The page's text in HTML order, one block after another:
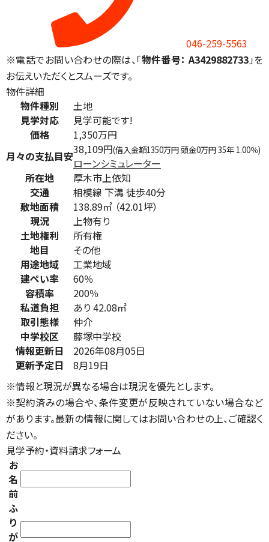
046-259-5563
※電話でお問い合わせの際は、「物件番号： A3429882733」を
お伝えいただくとスムーズです。
物件詳細
物件種別
土地
見学対応
見学可能です!
価格
1,350万円
月々の支払目安38,109円(借入金額1350万円 頭金0万円 35年 1.00％)
ローンシミュレーター
所在地
厚木市上依知
交通
相模線 下溝 徒歩40分
敷地面積
138.89㎡ （42.01坪）
現況
上物有り
土地権利
所有権
地目
その他
用途地域
工業地域
建ぺい率
60％
容積率
200％
私道負担
あり 42.08㎡
取引態様
仲介
中学校区
藤塚中学校
情報更新日
2026年08月05日
更新予定日
8月19日
※情報と現況が異なる場合は現況を優先とします。
※契約済みの場合や、条件変更が反映されていない場合など
があります。最新の情報に関してはお問い合わせの上、ご確認く
ださい。
見学予約・資料請求フォーム
お
名
前
ふ
り
が